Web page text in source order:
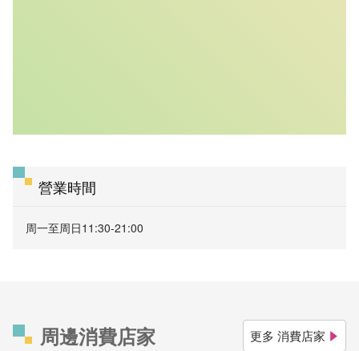
營業時間
周一至周日11:30-21:00
周邊消費店家 更多 消費店家